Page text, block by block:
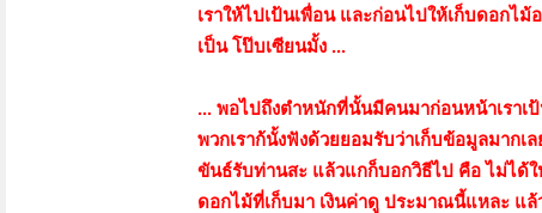
เราให้ไปเป้นเพื่อน และก่อนไปให้เก็บดอกไ
เป็น โป๊บเซียนมั้ง ...
... พอไปถึงตำหนักที่นั้นมีคนมาก่อนหน้าเรา
พวกเราก้นั้งฟังด้วยยอมรับว่าเก็บข้อมูลมาก
ขันธ์รับท่านสะ แล้วแกก็บอกวิธีไป คือ ไม่ได้ใ
ดอกไม้ที่เก็บมา เงินค่าดู ประมาณนี้แหละ แ